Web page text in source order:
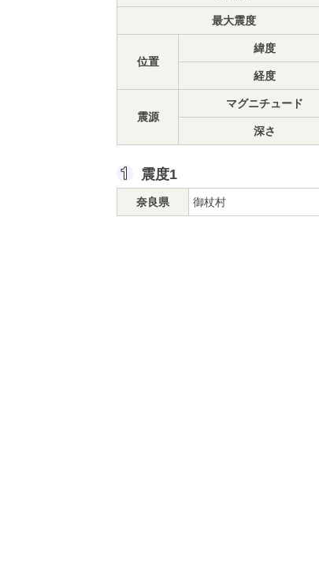
最大震度
位置
緯度
経度
震源
マグニチュード
深さ
震度1
奈良県 御杖村